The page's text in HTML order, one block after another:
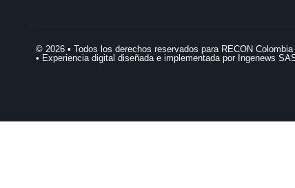
© 2026 • Todos los derechos reservados para RECON Colombia
• Experiencia digital diseñada e implementada por Ingenews